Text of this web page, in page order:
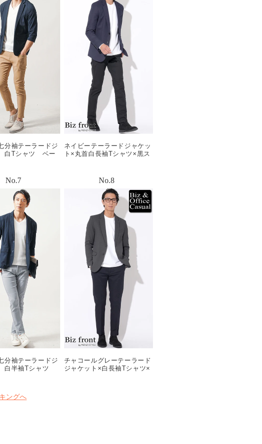
分袖テーラードジ
白Tシャツ ベー
ネイビーテーラードジャケッ
ト×丸首白長袖Tシャツ×黒ス
分袖テーラードジ
白半袖Tシャツ
チャコールグレーテーラード
ジャケット×白長袖Tシャツ×
ングへ